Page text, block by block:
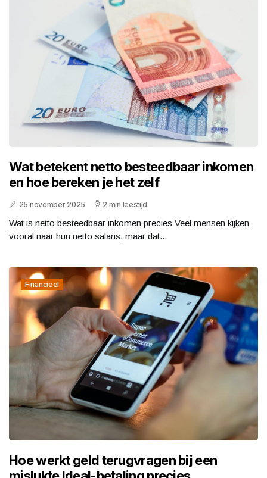
Wat betekent netto besteedbaar inkomen
en hoe bereken je het zelf
25 november 2025 2 min leestijd
Wat is netto besteedbaar inkomen precies Veel mensen kijken
vooral naar hun netto salaris, maar dat...
Financieel
Hoe werkt geld terugvragen bij een